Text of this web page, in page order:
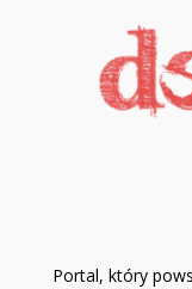
Portal, który